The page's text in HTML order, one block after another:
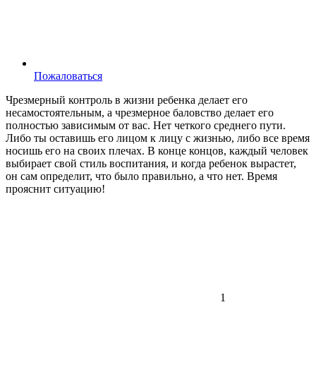
Пожаловаться
Чрезмерный контроль в жизни ребенка делает его
несамостоятельным, а чрезмерное баловство делает его
полностью зависимым от вас. Нет четкого среднего пути.
Либо ты оставишь его лицом к лицу с жизнью, либо все время
носишь его на своих плечах. В конце концов, каждый человек
выбирает свой стиль воспитания, и когда ребенок вырастет,
он сам определит, что было правильно, а что нет. Время
прояснит ситуацию!
1